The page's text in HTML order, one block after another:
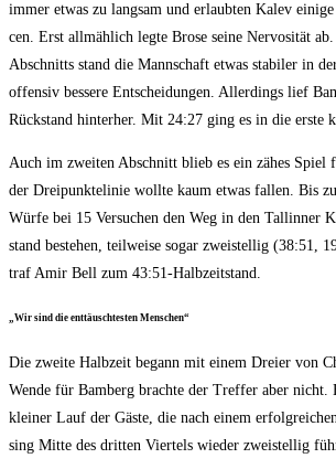
immer etwas zu lang­sam und erlaub­ten Kalev
cen. Erst all­mäh­lich leg­te Bro­se sei­ne Ner­vo­si­tät
Abschnitts stand die Mann­schaft etwas sta­bi­ler in
offen­siv bes­se­re Ent­schei­dun­gen. Aller­dings lief
Rück­stand hin­ter­her. Mit 24:27 ging es in die ers­te
Auch im zwei­ten Abschnitt blieb es ein zähes Spiel
der Drei­punk­te­li­nie woll­te kaum etwas fal­len. Bis
Wür­fe bei 15 Ver­su­chen den Weg in den Tall­in­ner
stand bestehen, teil­wei­se sogar zwei­stel­lig (38:51,
traf Amir Bell zum 43:51-Halbzeitstand.
„Wir sind die ent­täusch­tes­ten Menschen“
Die zwei­te Halb­zeit begann mit einem Drei­er von
Wen­de für Bam­berg brach­te der Tref­fer aber nicht.
klei­ner Lauf der Gäs­te, die nach einem
sing Mit­te des drit­ten Vier­tels wie­der zwei­stel­lig